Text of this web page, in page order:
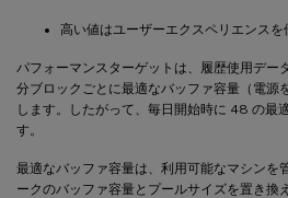
高い値はユーザーエクスペリエンスを
パフォーマンスターゲットは、履歴使用デー
分ブロックごとに最適なバッファ容量（電源
します。したがって、毎日開始時に 48 の最
す。
最適なバッファ容量は、利用可能なマシンを
ークのバッファ容量とプールサイズを置き換